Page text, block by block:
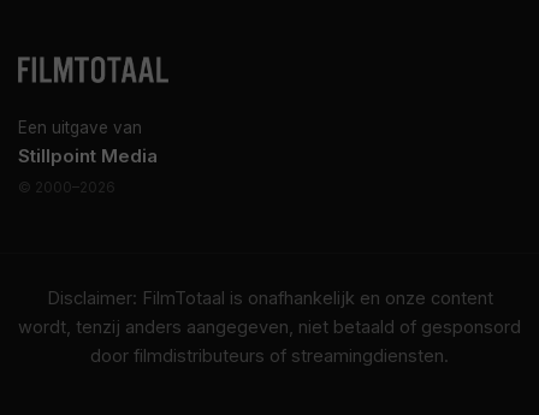
Een uitgave van
Stillpoint Media
© 2000–2026
Disclaimer: FilmTotaal is onafhankelijk en onze content
wordt, tenzij anders aangegeven, niet betaald of gesponsord
door filmdistributeurs of streamingdiensten.